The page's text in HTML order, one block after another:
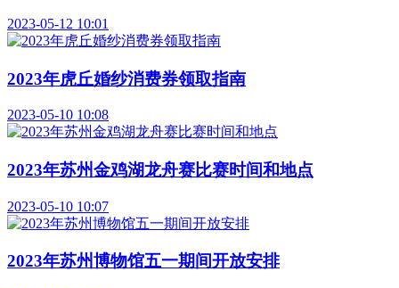
2023-05-12 10:01
2023年虎丘婚纱消费券领取指南
2023-05-10 10:08
2023年苏州金鸡湖龙舟赛比赛时间和地点
2023-05-10 10:07
2023年苏州博物馆五一期间开放安排